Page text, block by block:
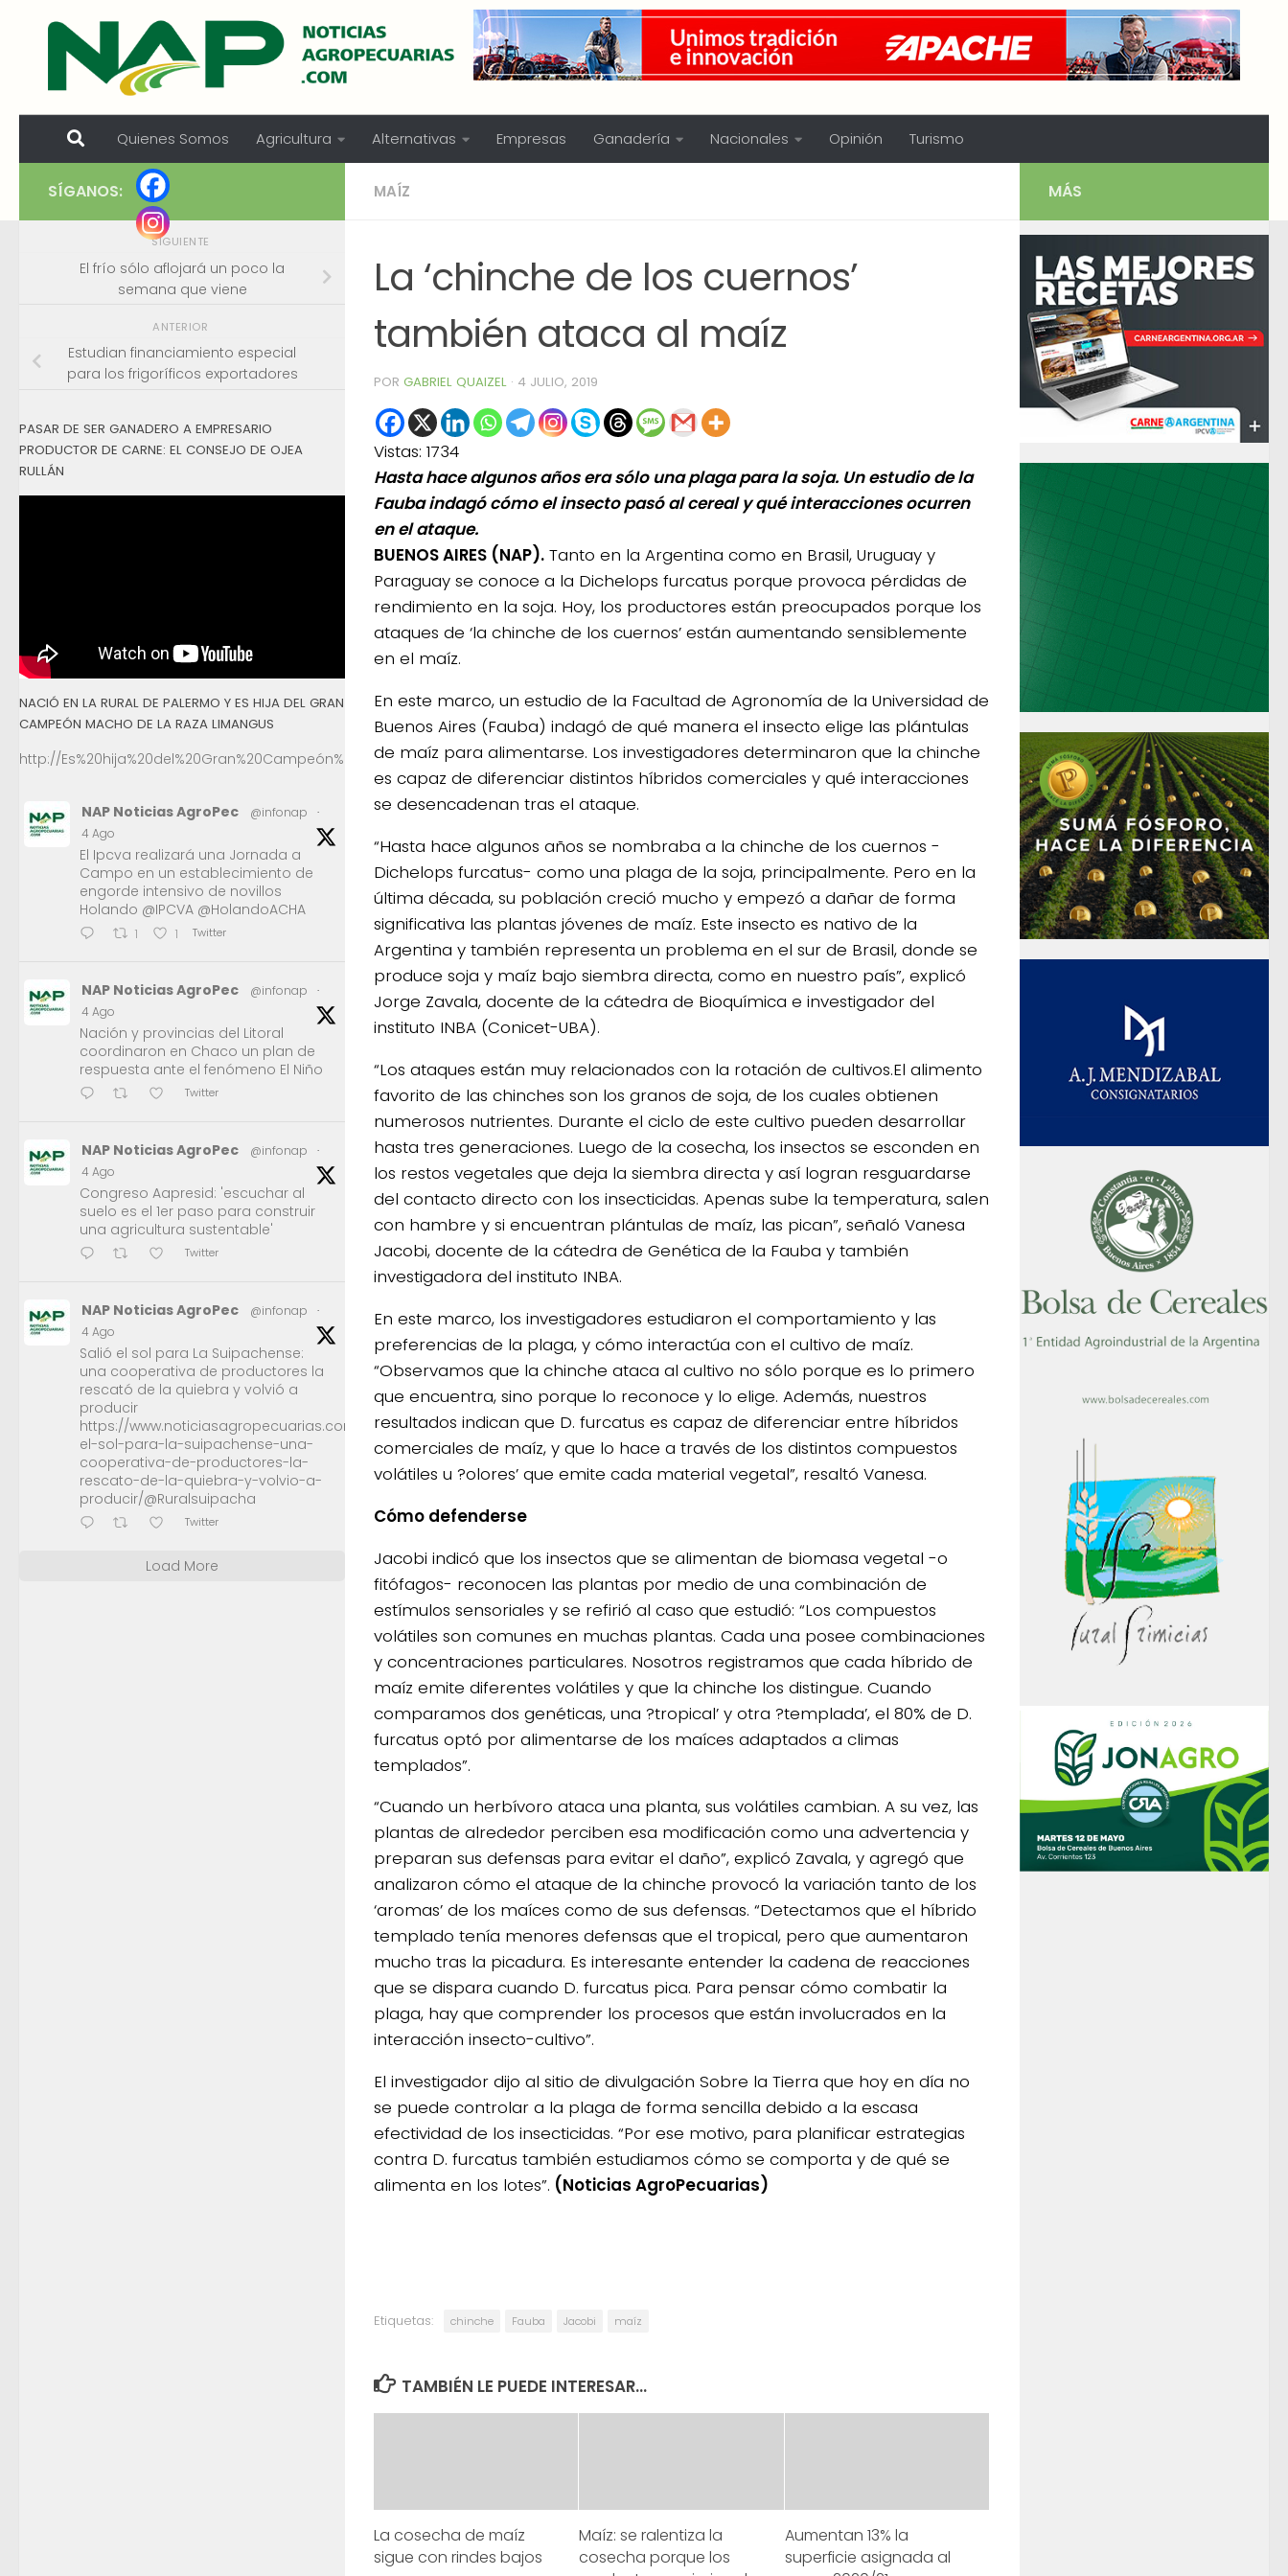
Skip to content
Quienes Somos Agricultura Alternativas Empresas Ganadería Nacionales Opinión Turismo
MAÍZ
La ‘chinche de los cuernos’
también ataca al maíz
POR GABRIEL QUAIZEL · 4 JULIO, 2019
Vistas: 1734
Hasta hace algunos años era sólo una plaga para la soja. Un estudio de la
Fauba indagó cómo el insecto pasó al cereal y qué interacciones ocurren
en el ataque.
BUENOS AIRES (NAP). Tanto en la Argentina como en Brasil, Uruguay y
Paraguay se conoce a la Dichelops furcatus porque provoca pérdidas de
rendimiento en la soja. Hoy, los productores están preocupados porque los
ataques de ‘la chinche de los cuernos’ están aumentando sensiblemente
en el maíz.
En este marco, un estudio de la Facultad de Agronomía de la Universidad de
Buenos Aires (Fauba) indagó de qué manera el insecto elige las plántulas
de maíz para alimentarse. Los investigadores determinaron que la chinche
es capaz de diferenciar distintos híbridos comerciales y qué interacciones
se desencadenan tras el ataque.
“Hasta hace algunos años se nombraba a la chinche de los cuernos -
Dichelops furcatus- como una plaga de la soja, principalmente. Pero en la
última década, su población creció mucho y empezó a dañar de forma
significativa las plantas jóvenes de maíz. Este insecto es nativo de la
Argentina y también representa un problema en el sur de Brasil, donde se
produce soja y maíz bajo siembra directa, como en nuestro país”, explicó
Jorge Zavala, docente de la cátedra de Bioquímica e investigador del
instituto INBA (Conicet-UBA).
“Los ataques están muy relacionados con la rotación de cultivos.El alimento
favorito de las chinches son los granos de soja, de los cuales obtienen
numerosos nutrientes. Durante el ciclo de este cultivo pueden desarrollar
hasta tres generaciones. Luego de la cosecha, los insectos se esconden en
los restos vegetales que deja la siembra directa y así logran resguardarse
del contacto directo con los insecticidas. Apenas sube la temperatura, salen
con hambre y si encuentran plántulas de maíz, las pican”, señaló Vanesa
Jacobi, docente de la cátedra de Genética de la Fauba y también
investigadora del instituto INBA.
En este marco, los investigadores estudiaron el comportamiento y las
preferencias de la plaga, y cómo interactúa con el cultivo de maíz.
“Observamos que la chinche ataca al cultivo no sólo porque es lo primero
que encuentra, sino porque lo reconoce y lo elige. Además, nuestros
resultados indican que D. furcatus es capaz de diferenciar entre híbridos
comerciales de maíz, y que lo hace a través de los distintos compuestos
volátiles u ?olores’ que emite cada material vegetal”, resaltó Vanesa.
Cómo defenderse
Jacobi indicó que los insectos que se alimentan de biomasa vegetal -o
fitófagos- reconocen las plantas por medio de una combinación de
estímulos sensoriales y se refirió al caso que estudió: “Los compuestos
volátiles son comunes en muchas plantas. Cada una posee combinaciones
y concentraciones particulares. Nosotros registramos que cada híbrido de
maíz emite diferentes volátiles y que la chinche los distingue. Cuando
comparamos dos genéticas, una ?tropical’ y otra ?templada’, el 80% de D.
furcatus optó por alimentarse de los maíces adaptados a climas
templados”.
“Cuando un herbívoro ataca una planta, sus volátiles cambian. A su vez, las
plantas de alrededor perciben esa modificación como una advertencia y
preparan sus defensas para evitar el daño”, explicó Zavala, y agregó que
analizaron cómo el ataque de la chinche provocó la variación tanto de los
‘aromas’ de los maíces como de sus defensas. “Detectamos que el híbrido
templado tenía menores defensas que el tropical, pero que aumentaron
mucho tras la picadura. Es interesante entender la cadena de reacciones
que se dispara cuando D. furcatus pica. Para pensar cómo combatir la
plaga, hay que comprender los procesos que están involucrados en la
interacción insecto-cultivo”.
El investigador dijo al sitio de divulgación Sobre la Tierra que hoy en día no
se puede controlar a la plaga de forma sencilla debido a la escasa
efectividad de los insecticidas. “Por ese motivo, para planificar estrategias
contra D. furcatus también estudiamos cómo se comporta y de qué se
alimenta en los lotes”. (Noticias AgroPecuarias)
Etiquetas: chinche Fauba Jacobi maíz
TAMBIÉN LE PUEDE INTERESAR...
La cosecha de maíz
sigue con rindes bajos
Maíz: se ralentiza la
cosecha porque los
Aumentan 13% la
superficie asignada al
SÍGANOS:
SIGUIENTE
El frío sólo aflojará un poco la
semana que viene
ANTERIOR
Estudian financiamiento especial
para los frigoríficos exportadores
PASAR DE SER GANADERO A EMPRESARIO
PRODUCTOR DE CARNE: EL CONSEJO DE OJEA
RULLÁN
NACIÓ EN LA RURAL DE PALERMO Y ES HIJA DEL GRAN
CAMPEÓN MACHO DE LA RAZA LIMANGUS
http://Es%20hija%20del%20Gran%20Campeón%20Macho%20de%20la%20Raza%20Limangus,
NAP Noticias AgroPec @infonap
·
4 Ago
El Ipcva realizará una Jornada a
Campo en un establecimiento de
engorde intensivo de novillos
Holando @IPCVA @HolandoACHA
1 1 Twitter
NAP Noticias AgroPec @infonap
·
4 Ago
Nación y provincias del Litoral
coordinaron en Chaco un plan de
respuesta ante el fenómeno El Niño
Twitter
NAP Noticias AgroPec @infonap
·
4 Ago
Congreso Aapresid: 'escuchar al
suelo es el 1er paso para construir
una agricultura sustentable'
Twitter
NAP Noticias AgroPec @infonap
·
4 Ago
Salió el sol para La Suipachense:
una cooperativa de productores la
rescató de la quiebra y volvió a
producir
https://www.noticiasagropecuarias.com/2026/08/04/salio-
el-sol-para-la-suipachense-una-
cooperativa-de-productores-la-
rescato-de-la-quiebra-y-volvio-a-
producir/@Ruralsuipacha
Twitter
Load More
MÁS